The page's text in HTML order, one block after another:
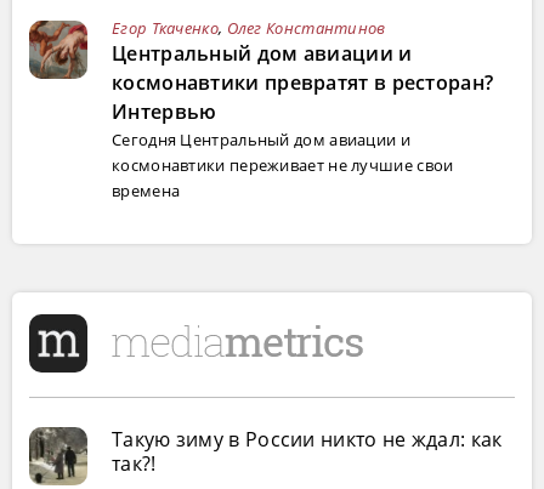
Егор Ткаченко, Олег Константинов
Центральный дом авиации и
космонавтики превратят в ресторан?
Интервью
Сегодня Центральный дом авиации и
космонавтики переживает не лучшие свои
времена
Такую зиму в России никто не ждал: как
так?!